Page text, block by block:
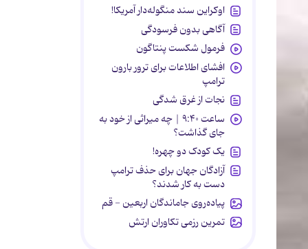
اوکراین سند منگوله‌دار آمریکا!
آگاهی بدون فرسودگی
فرمول شکست پنتاگون
افشای اطلاعات برای ترور بارون
ترامپ
نجات از غرق شدگی
ساعت ۹:۴۰ | چه میراثی از خود به
جای گذاشت؟
یک کودک دو چهره!
آزادگان جهان برای حذف ترامپ
دست به کار شدند؟
پیاده‌روی جاماندگان اربعین - قم
تمرین رزمی تکاوران ارتش